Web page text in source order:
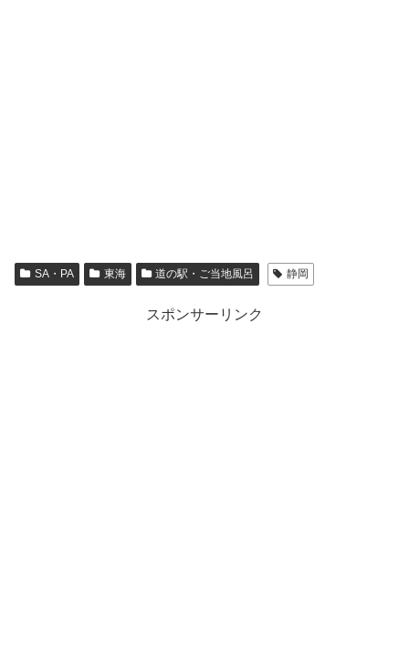
SA・PA 東海 道の駅・ご当地風呂 静岡
スポンサーリンク